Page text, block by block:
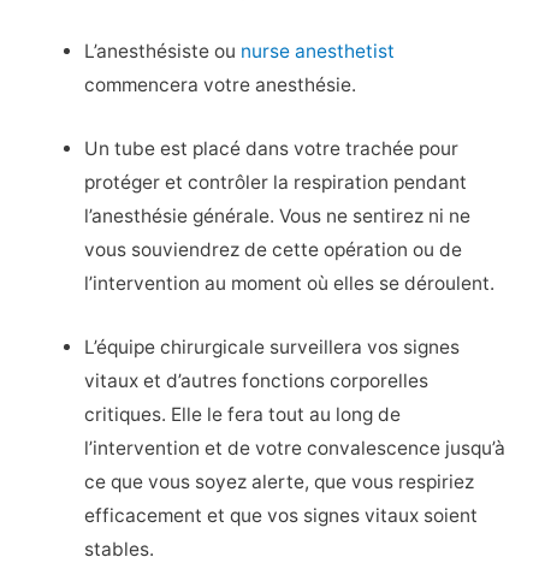
L’anesthésiste ou nurse anesthetist
commencera votre anesthésie.
Un tube est placé dans votre trachée pour
protéger et contrôler la respiration pendant
l’anesthésie générale. Vous ne sentirez ni ne
vous souviendrez de cette opération ou de
l’intervention au moment où elles se déroulent.
L’équipe chirurgicale surveillera vos signes
vitaux et d’autres fonctions corporelles
critiques. Elle le fera tout au long de
l’intervention et de votre convalescence jusqu’à
ce que vous soyez alerte, que vous respiriez
efficacement et que vos signes vitaux soient
stables.